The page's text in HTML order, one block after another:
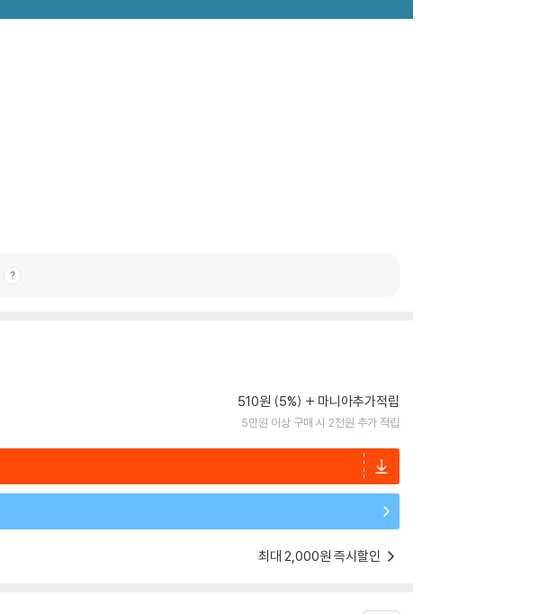
510원 (5%) 마니아추가적립
5만원 이상 구매 시 2천원 추가 적립
최대 2,000원 즉시할인